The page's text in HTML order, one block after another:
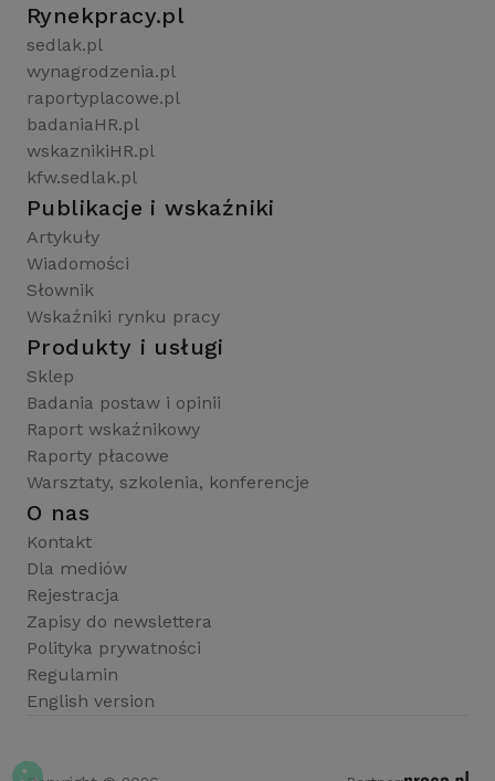
Rynekpracy.pl
sedlak.pl
wynagrodzenia.pl
raportyplacowe.pl
badaniaHR.pl
wskaznikiHR.pl
kfw.sedlak.pl
Publikacje i wskaźniki
Artykuły
Wiadomości
Słownik
Wskaźniki rynku pracy
Produkty i usługi
Sklep
Badania postaw i opinii
Raport wskaźnikowy
Raporty płacowe
Warsztaty, szkolenia, konferencje
O nas
Kontakt
Dla mediów
Rejestracja
Zapisy do newslettera
Polityka prywatności
Regulamin
English version